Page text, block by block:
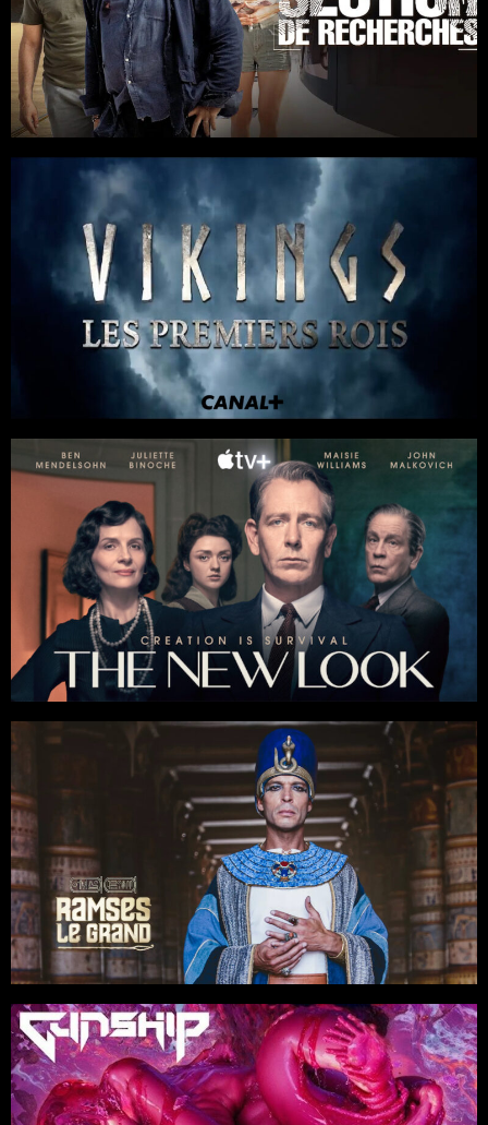
2 x 90
Fiction/Thriller
Abel Ferry
Auteurs Associés / TF1
Séries Documentaires
4 x 45
Guerre
Histoire
Fiction
Sigrid Clément, Alain Brunard, Frédéric Monteil, Agnès Buthion
Canal + / Pernel Media
Séries
10 x 52
Drame/ Fiction/Histoire
APPLE TV+
Documentaires
6 x 45
Docudrama/Fiction/Histoire
Réalisation : Sigrid Clément, Samuel Collardey
Canal+ / Smithsonian / Pernel Media